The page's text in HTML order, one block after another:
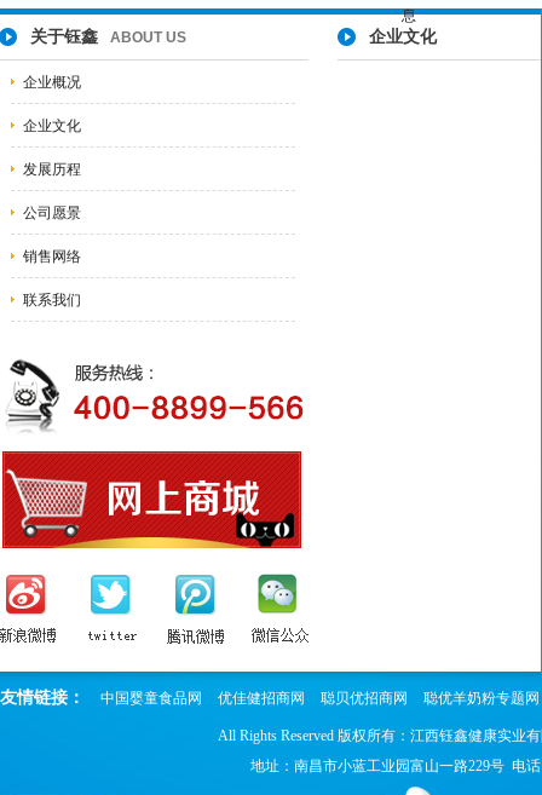
关于钰鑫 ABOUT US
企业概况
企业文化
发展历程
公司愿景
销售网络
联系我们
企业文化
友情链接： 中国婴童食品网 优佳健招商网 聪贝优招商网 聪优羊奶粉专题网
All Rights Reserved 版权所有：江西钰鑫健康实业
地址：南昌市小蓝工业园富山一路229号 电